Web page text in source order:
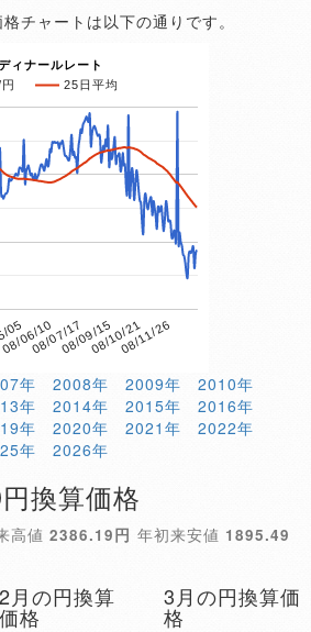
チャートは以下の通りです。
ィナールレート
25日平均
05
08/06/1008/07/1708/09/1508/10/2108/11/26
年 2008年 2009年
2010年
年 2014年 2015年
2016年
年 2020年 2021年
2022年
年 2026年
換算価格
高値 2386.19円 年初来安値 1895.49
2月の円換算
価格
3月の円換算価
格